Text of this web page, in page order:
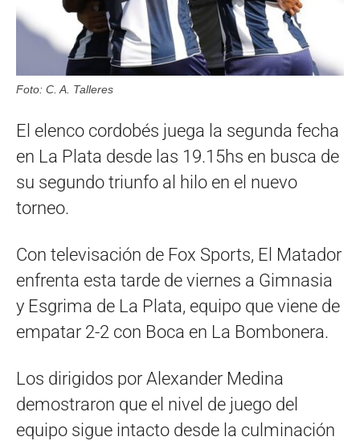
Foto: C. A. Talleres
El elenco cordobés juega la segunda fecha
en La Plata desde las 19.15hs en busca de
su segundo triunfo al hilo en el nuevo
torneo.
Con televisación de Fox Sports, El Matador
enfrenta esta tarde de viernes a Gimnasia
y Esgrima de La Plata, equipo que viene de
empatar 2-2 con Boca en La Bombonera.
Los dirigidos por Alexander Medina
demostraron que el nivel de juego del
equipo sigue intacto desde la culminación